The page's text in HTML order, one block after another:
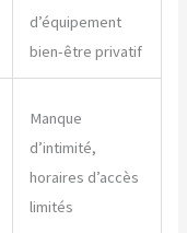
d’équipement
bien-être privatif
Manque
d’intimité,
horaires d’accès
limités